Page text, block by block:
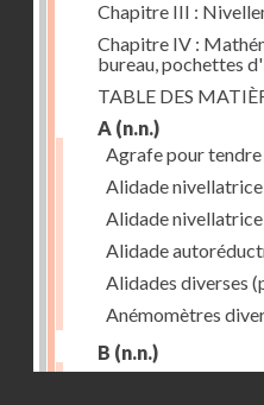
Chapitre III :
Chapitre IV :
bureau, pochettes
TABLE DES
A (n.n.)
Agrafe pour
Alidade nivellatrice
Alidade nivellatrice
Alidade
Alidades diverses
Anémomètres
B (n.n.)
Barème graphique